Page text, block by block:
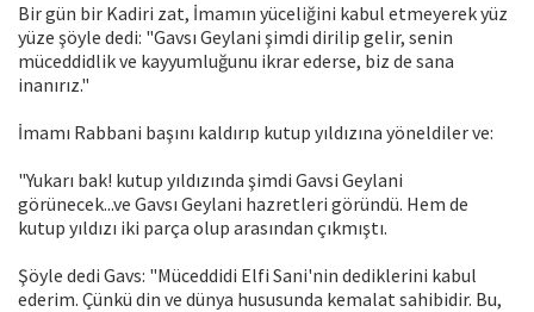
Bir gün bir Kadiri zat, İmamın yüceliğini kabul etmeyerek yüz
yüze şöyle dedi: "Gavsı Geylani şimdi dirilip gelir, senin
müceddidlik ve kayyumluğunu ikrar ederse, biz de sana
inanırız."
İmamı Rabbani başını kaldırıp kutup yıldızına yöneldiler ve:
"Yukarı bak! kutup yıldızında şimdi Gavsi Geylani
görünecek...ve Gavsı Geylani hazretleri göründü. Hem de
kutup yıldızı iki parça olup arasından çıkmıştı.
Şöyle dedi Gavs: "Müceddidi Elfi Sani'nin dediklerini kabul
ederim. Çünkü din ve dünya hususunda kemalat sahibidir. Bu,